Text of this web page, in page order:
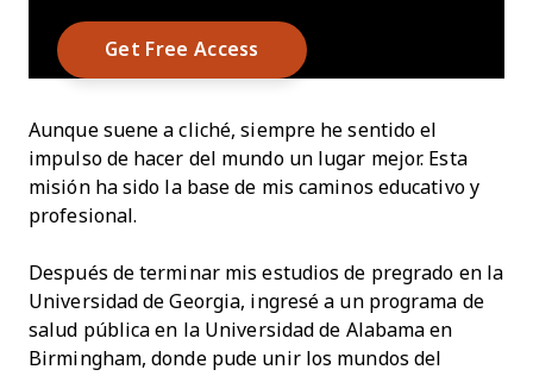
Aunque suene a cliché, siempre he sentido el
impulso de hacer del mundo un lugar mejor. Esta
misión ha sido la base de mis caminos educativo y
profesional.
Después de terminar mis estudios de pregrado en la
Universidad de Georgia, ingresé a un programa de
salud pública en la Universidad de Alabama en
Birmingham, donde pude unir los mundos del